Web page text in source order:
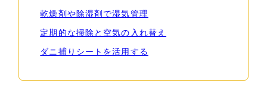
乾燥剤や除湿剤で湿気管理
定期的な掃除と空気の入れ替え
ダニ捕りシートを活用する